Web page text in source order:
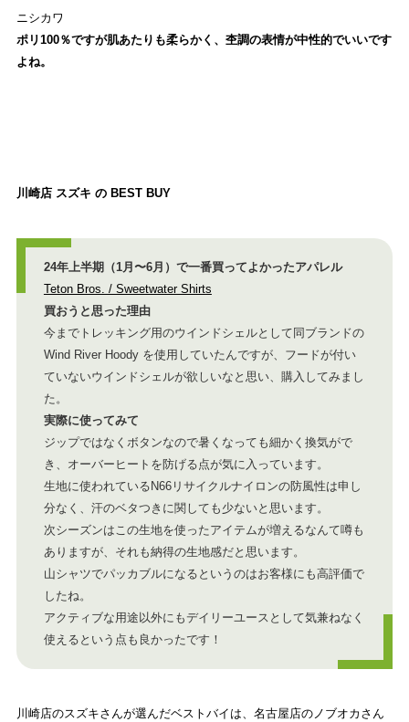
ニシカワ
ポリ100％ですが肌あたりも柔らかく、杢調の表情が中性的でいいです
よね。
川崎店 スズキ の BEST BUY
24年上半期（1月〜6月）で一番買ってよかったアパレル
Teton Bros. / Sweetwater Shirts
買おうと思った理由
今までトレッキング用のウインドシェルとして同ブランドの
Wind River Hoody を使用していたんですが、フードが付い
ていないウインドシェルが欲しいなと思い、購入してみまし
た。
実際に使ってみて
ジップではなくボタンなので暑くなっても細かく換気がで
き、オーバーヒートを防げる点が気に入っています。
生地に使われているN66リサイクルナイロンの防風性は申し
分なく、汗のベタつきに関しても少ないと思います。
次シーズンはこの生地を使ったアイテムが増えるなんて噂も
ありますが、それも納得の生地感だと思います。
山シャツでパッカブルになるというのはお客様にも高評価で
したね。
アクティブな用途以外にもデイリーユースとして気兼ねなく
使えるという点も良かったです！
川崎店のスズキさんが選んだベストバイは、名古屋店のノブオカさん